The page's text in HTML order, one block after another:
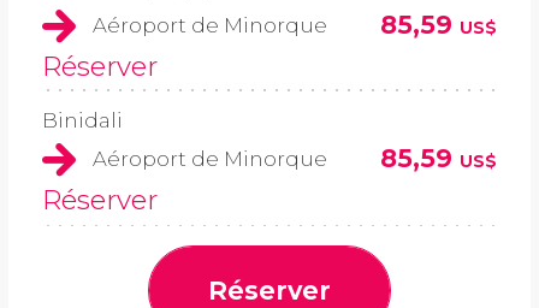
Aéroport de Minorque
85,59 US$
Réserver
Binidali
Aéroport de Minorque
85,59 US$
Réserver
Réserver